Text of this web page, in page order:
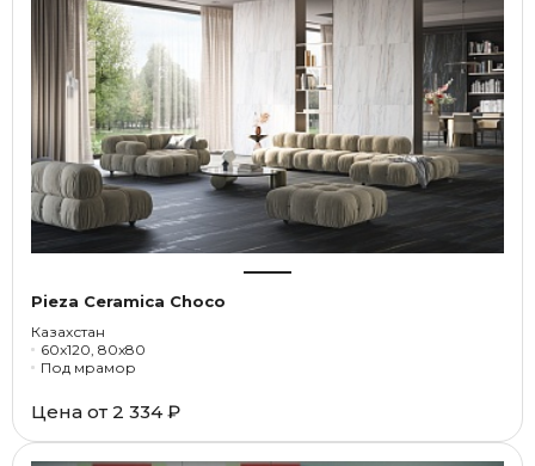
Pieza Ceramica Choco
Казахстан
60x120, 80x80
Под мрамор
Цена от 2 334 ₽